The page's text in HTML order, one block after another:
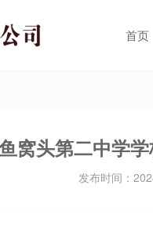
首页
窝头第二中学
发布时间：